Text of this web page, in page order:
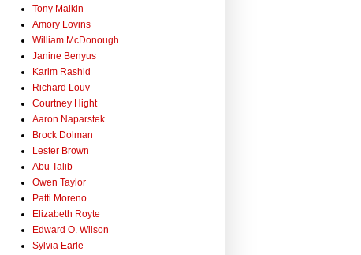
Tony Malkin
Amory Lovins
William McDonough
Janine Benyus
Karim Rashid
Richard Louv
Courtney Hight
Aaron Naparstek
Brock Dolman
Lester Brown
Abu Talib
Owen Taylor
Patti Moreno
Elizabeth Royte
Edward O. Wilson
Sylvia Earle